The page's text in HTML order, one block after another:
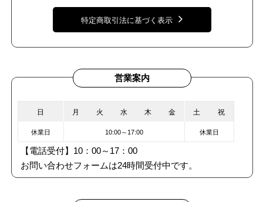
特定商取引法に基づく表示
営業案内
日 月 火 水 木 金 土 祝
休業日 10:00～17:00 休業日
【電話受付】10：00～17：00
お問い合わせフォームは24時間受付中です。